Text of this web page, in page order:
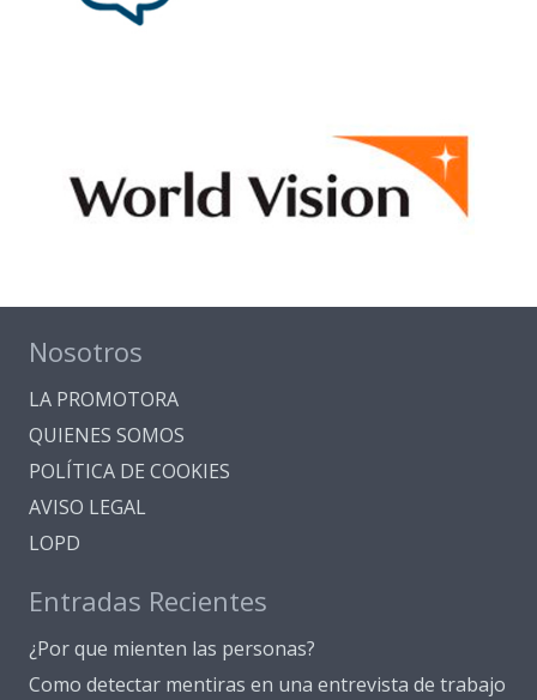
Nosotros
LA PROMOTORA
QUIENES SOMOS
POLÍTICA DE COOKIES
AVISO LEGAL
LOPD
Entradas Recientes
¿Por que mienten las personas?
Como detectar mentiras en una entrevista de trabajo